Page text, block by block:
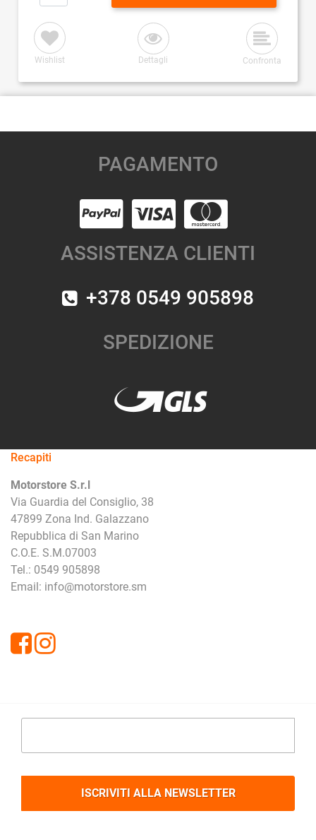
Wishlist Dettagli Confronta
PAGAMENTO
ASSISTENZA CLIENTI
+378 0549 905898
SPEDIZIONE
Recapiti
Motorstore S.r.l
Via Guardia del Consiglio, 38
47899 Zona Ind. Galazzano
Repubblica di San Marino
C.O.E. S.M.07003
Tel.: 0549 905898
Email: info@motorstore.sm
FacebookInstagram